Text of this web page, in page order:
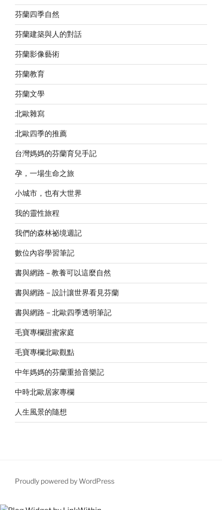
芬蘭四季自然
芬蘭建築與人的對話
芬蘭影像藝術
芬蘭教育
芬蘭文學
北歐雜寫
北歐四季的推薦
台灣媽媽的芬蘭育兒手記
孕，一場生命之旅
小城市，也有大世界
我的靈性旅程
我們的森林祕境週記
數位內容學習筆記
書與網路 – 教養可以這麼自然
書與網路－設計讓世界看見芬蘭
書與網路－北歐四季透明筆記
毛寶專欄甜蜜家庭
毛寶專欄北歐觀點
中年媽媽的芬蘭重拾音樂記
中時北歐居家專欄
人生風景的隨想
Proudly powered by WordPress